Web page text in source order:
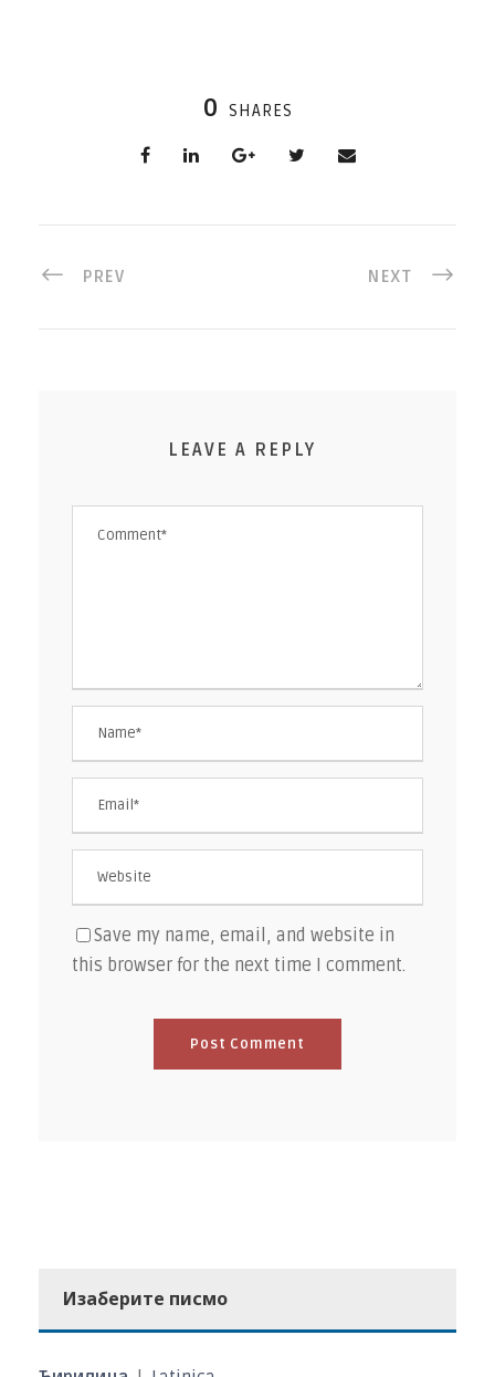
0 SHARES
PREV NEXT
LEAVE A REPLY
Save my name, email, and website in
this browser for the next time I comment.
Изаберите писмо